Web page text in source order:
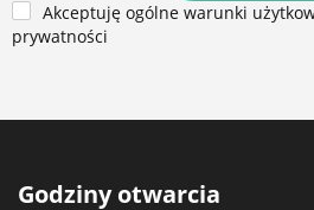
Akceptuję ogólne warunki
prywatności
Godziny otwarcia